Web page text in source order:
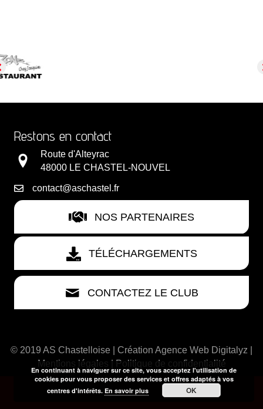
Restons en contact
Route d'Alteyrac
48000 LE CHASTEL-NOUVEL
contact@aschastel.fr
NOS PARTENAIRES
TÉLÉCHARGEMENTS
CONTACTEZ LE CLUB
© 2019 AS Chastelloise | Création Agence Web Digitalyz
Mentions légales
| Politique de confidentialité
En continuant à naviguer sur ce site, vous acceptez l'utilisation de
cookies pour vous proposer des services et offres adaptés à vos
centres d'intérêts.En savoir plus OK